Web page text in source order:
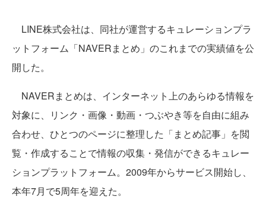
LINE株式会社は、同社が運営するキュレーションプラ
ットフォーム「NAVERまとめ」のこれまでの実績値を公
開した。
NAVERまとめは、インターネット上のあらゆる情報を
対象に、リンク・画像・動画・つぶやき等を自由に組み
合わせ、ひとつのページに整理した「まとめ記事」を閲
覧・作成することで情報の収集・発信ができるキュレー
ションプラットフォーム。2009年からサービス開始し、
本年7月で5周年を迎えた。